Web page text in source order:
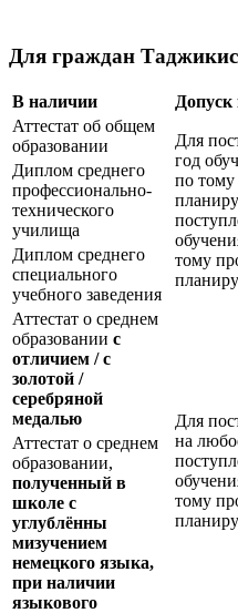
Для граждан
В наличии
Аттестат об общем
образовании
Для
год
по
тому
Диплом среднего
профессионально-
технического
училища
Диплом среднего
специального
учебного заведения
Аттестат о среднем
образовании с
отличием / с
золотой /
серебряной
медалью
Для
на
тому
Аттестат о среднем
образовании,
полученный в
школе с
углублённы
мизучением
немецкого языка,
при наличии
языкового